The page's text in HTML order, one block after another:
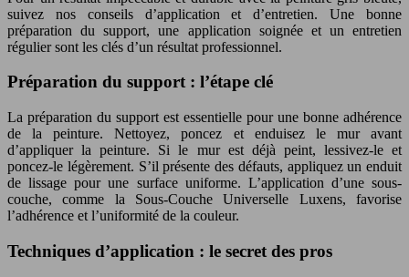
suivez nos conseils d’application et d’entretien. Une bonne
préparation du support, une application soignée et un entretien
régulier sont les clés d’un résultat professionnel.
Préparation du support : l’étape clé
La préparation du support est essentielle pour une bonne adhérence
de la peinture. Nettoyez, poncez et enduisez le mur avant
d’appliquer la peinture. Si le mur est déjà peint, lessivez-le et
poncez-le légèrement. S’il présente des défauts, appliquez un enduit
de lissage pour une surface uniforme. L’application d’une sous-
couche, comme la Sous-Couche Universelle Luxens, favorise
l’adhérence et l’uniformité de la couleur.
Techniques d’application : le secret des pros